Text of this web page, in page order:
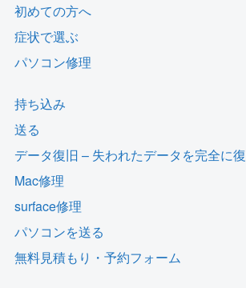
初めての方へ
症状で選ぶ
パソコン修理
持ち込み
送る
データ復旧 – 失われたデータを完全に
Mac修理
surface修理
パソコンを送る
無料見積もり・予約フォーム